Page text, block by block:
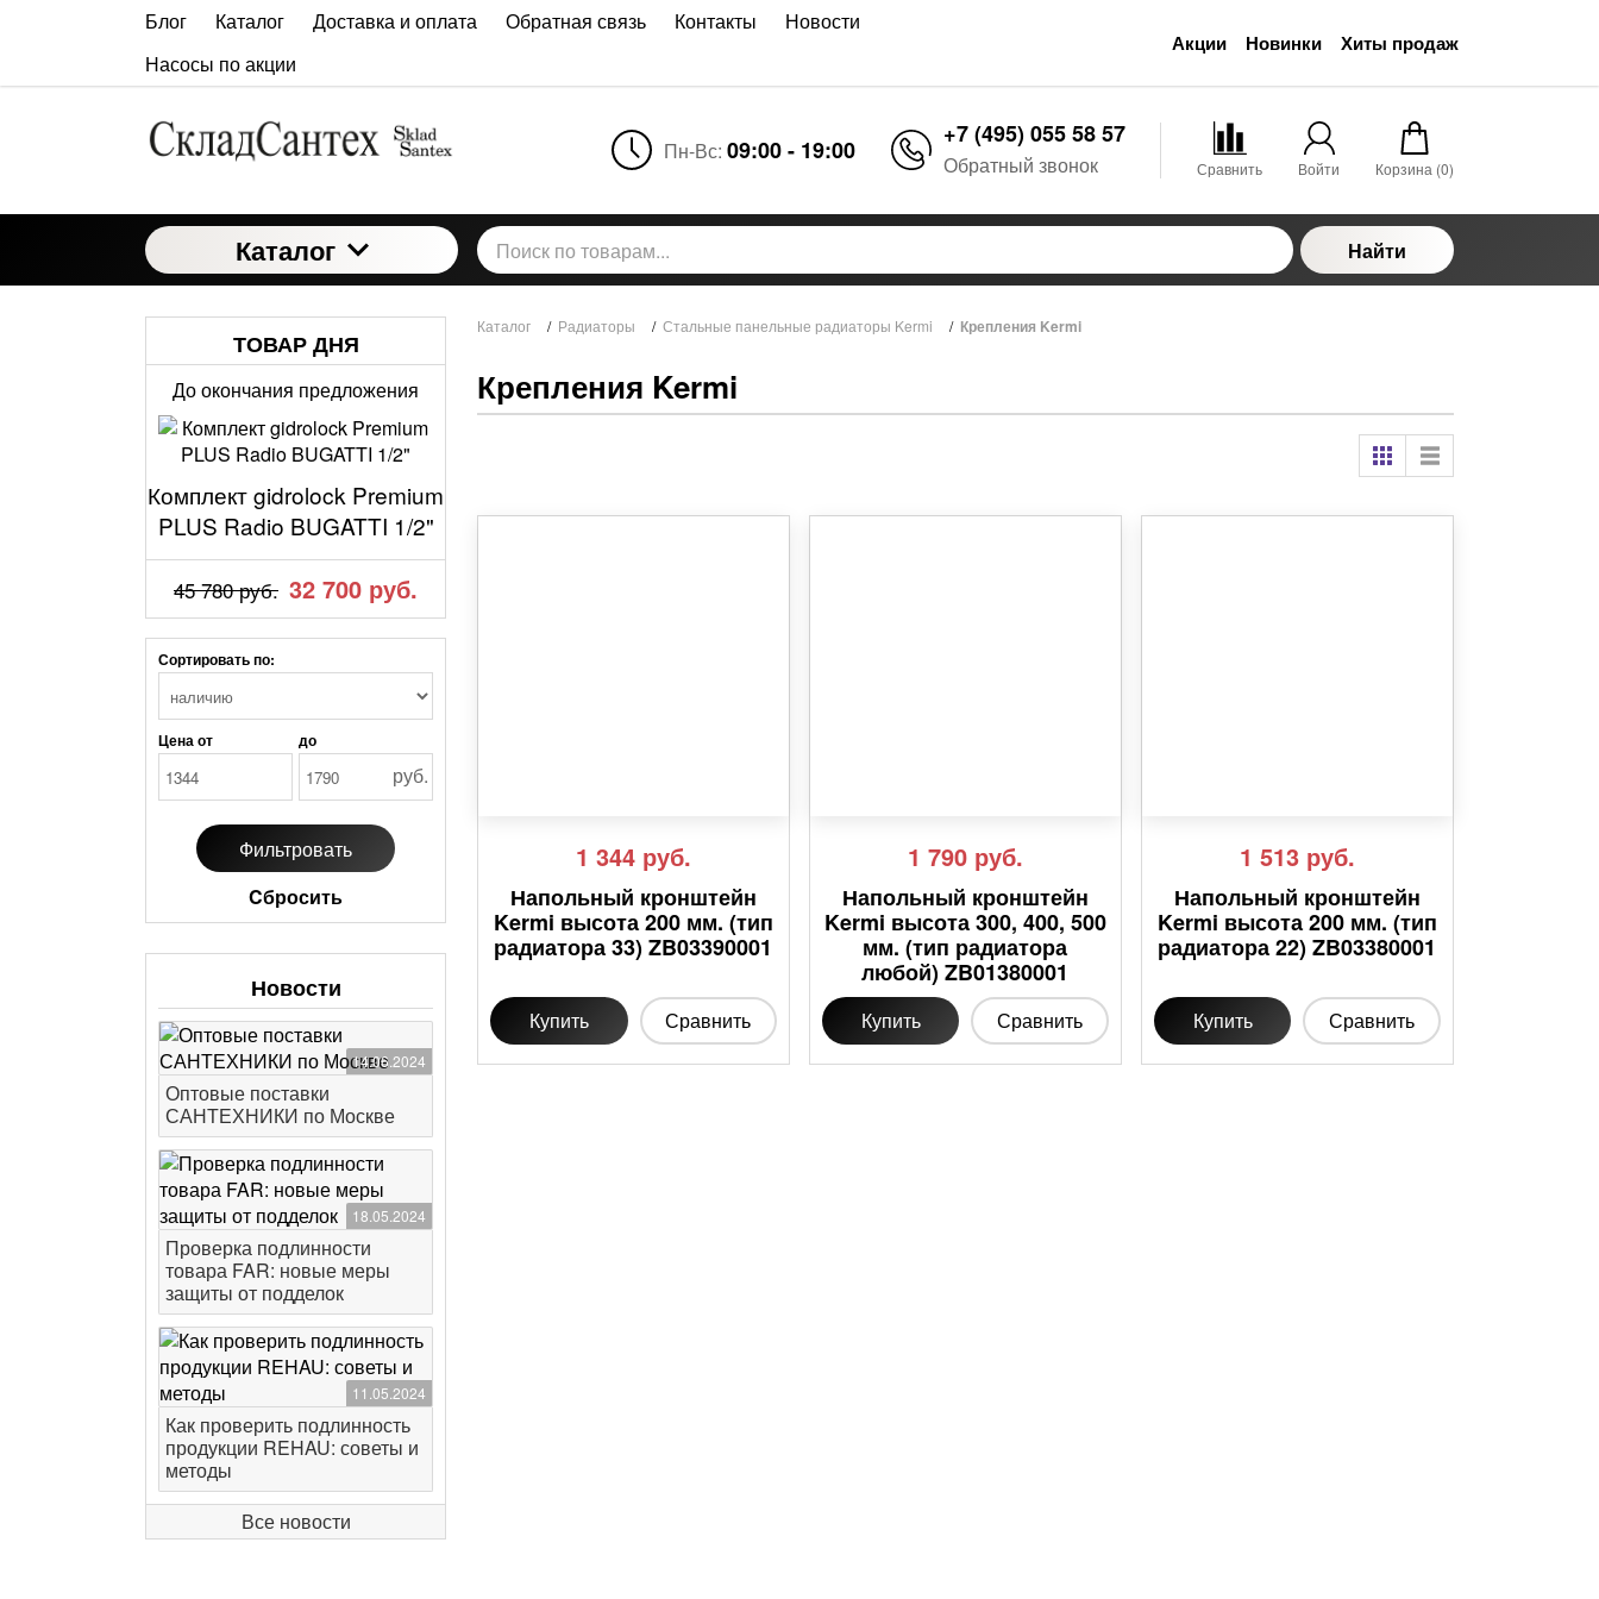
Блог Каталог Доставка и оплата Обратная связь Контакты
Новости
Насосы по акции
Акции Новинки Хиты продаж
Пн-Вс: 09:00 - 19:00
+7 (495) 055 58 57
Обратный звонок Сравнить Войти Корзина (0)
Каталог Найти
ТОВАР ДНЯ
До окончания предложения
Комплект gidrolock Premium
PLUS Radio BUGATTI 1/2"
45 780 руб. 32 700 руб.
Сортировать по:
Цена от до
руб.
Cбросить
Новости
14.06.2024
Оптовые поставки
САНТЕХНИКИ по Москве
18.05.2024
Проверка подлинности
товара FAR: новые меры
защиты от подделок
11.05.2024
Как проверить подлинность
продукции REHAU: советы и
методы
Все новости
Каталог / Радиаторы / Стальные панельные радиаторы Kermi / Крепления Kermi
Крепления Kermi
1 344 руб.
Напольный кронштейн
Kermi высота 200 мм. (тип
радиатора 33) ZB03390001
Купить Сравнить
1 790 руб.
Напольный кронштейн
Kermi высота 300, 400, 500
мм. (тип радиатора
любой) ZB01380001
Купить Сравнить
1 513 руб.
Напольный кронштейн
Kermi высота 200 мм. (тип
радиатора 22) ZB03380001
Купить Сравнить